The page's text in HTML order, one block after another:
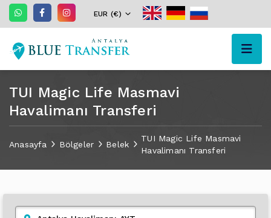
EUR (€)
TUI Magic Life Masmavi
Havalimanı Transferi
Anasayfa Bölgeler Belek
TUI Magic Life Masmavi
Havalimanı Transferi